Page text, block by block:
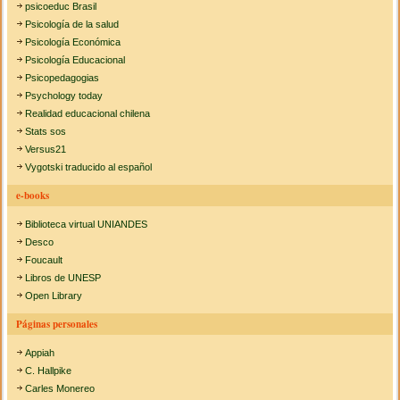
psicoeduc Brasil
Psicología de la salud
Psicología Económica
Psicología Educacional
Psicopedagogias
Psychology today
Realidad educacional chilena
Stats sos
Versus21
Vygotski traducido al español
e-books
Biblioteca virtual UNIANDES
Desco
Foucault
Libros de UNESP
Open Library
Páginas personales
Appiah
C. Hallpike
Carles Monereo